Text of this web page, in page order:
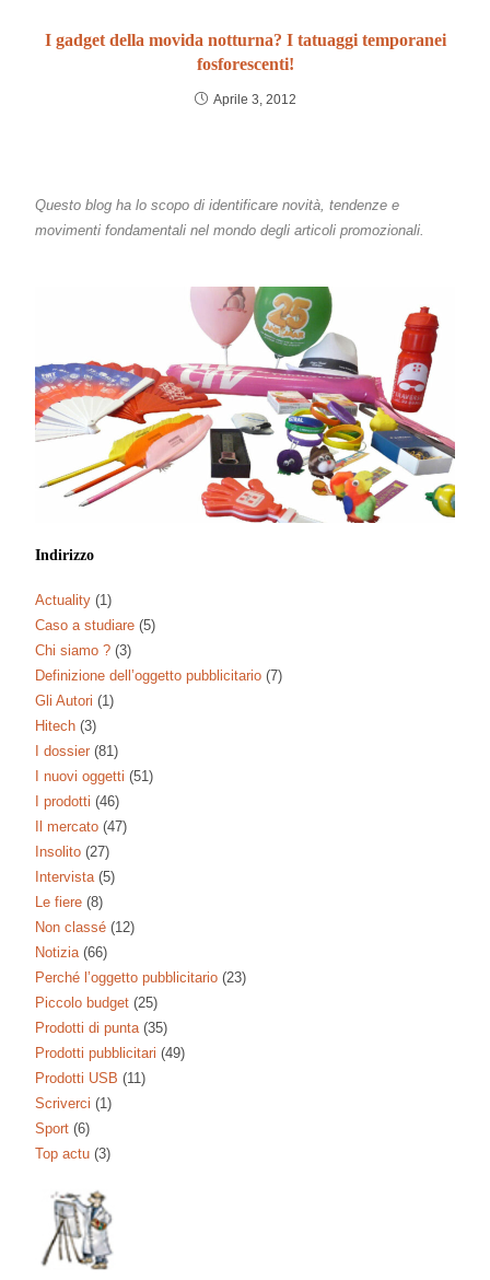
I gadget della movida notturna? I tatuaggi temporanei
fosforescenti!
Aprile 3, 2012
Questo blog ha lo scopo di identificare novità, tendenze e
movimenti fondamentali nel mondo degli articoli promozionali.
Indirizzo
Actuality (1)
Caso a studiare (5)
Chi siamo ? (3)
Definizione dell’oggetto pubblicitario (7)
Gli Autori (1)
Hitech (3)
I dossier (81)
I nuovi oggetti (51)
I prodotti (46)
Il mercato (47)
Insolito (27)
Intervista (5)
Le fiere (8)
Non classé (12)
Notizia (66)
Perché l’oggetto pubblicitario (23)
Piccolo budget (25)
Prodotti di punta (35)
Prodotti pubblicitari (49)
Prodotti USB (11)
Scriverci (1)
Sport (6)
Top actu (3)